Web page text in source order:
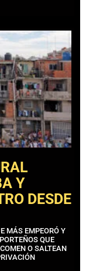
Y
DESDE
MÁS EMPEORÓ Y
QUE
O SALTEAN